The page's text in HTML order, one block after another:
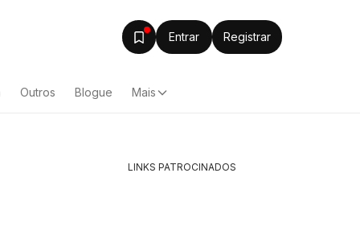
Entrar Registrar
Outros Blogue Mais
LINKS PATROCINADOS